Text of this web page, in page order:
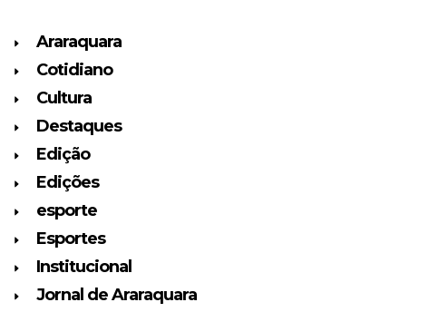
Araraquara
Cotidiano
Cultura
Destaques
Edição
Edições
esporte
Esportes
Institucional
Jornal de Araraquara